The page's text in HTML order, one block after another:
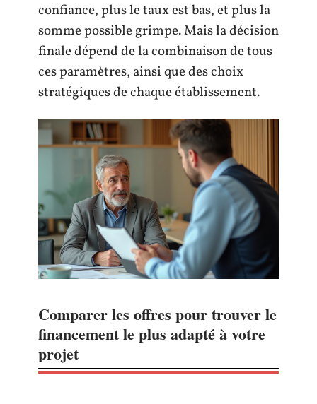
confiance, plus le taux est bas, et plus la
somme possible grimpe. Mais la décision
finale dépend de la combinaison de tous
ces paramètres, ainsi que des choix
stratégiques de chaque établissement.
Comparer les offres pour trouver le
financement le plus adapté à votre
projet